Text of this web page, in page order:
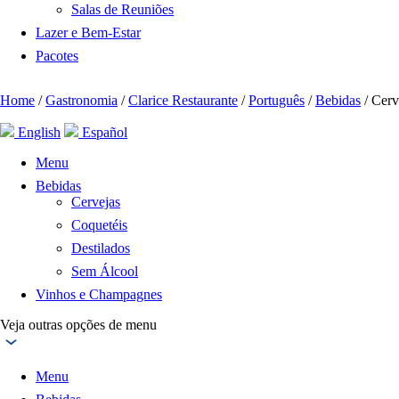
Salas de Reuniões
Lazer e Bem-Estar
Pacotes
Home /Gastronomia /Clarice Restaurante /Português /Bebidas /
English
Español
Menu
Bebidas
Cervejas
Coquetéis
Destilados
Sem Álcool
Vinhos e Champagnes
Veja outras opções de menu
Menu